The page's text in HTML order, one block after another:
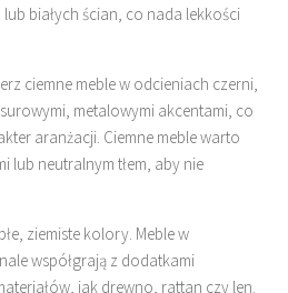
białych ścian, co nada lekkości
ciemne meble w odcieniach czerni,
metalowymi akcentami, co
aranżacji. Ciemne meble warto
lub neutralnym tłem, aby nie
ziemiste kolory. Meble w
współgrają z dodatkami
jak drewno, rattan czy len.